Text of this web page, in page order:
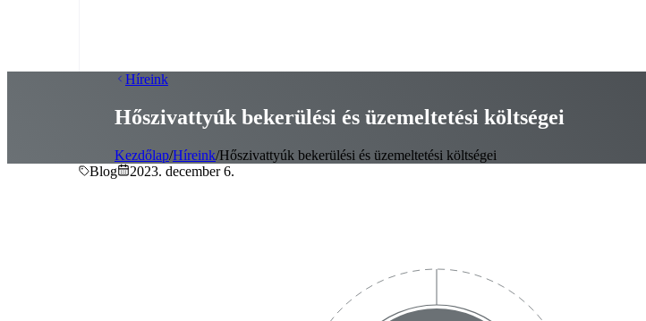
Híreink
Hőszivattyúk bekerülési és üzemeltetési költségei
Kezdőlap/Híreink/Hőszivattyúk bekerülési és üzemeltetési költségei
Blog
2023. december 6.